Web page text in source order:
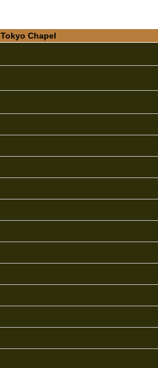
Tokyo Chapel